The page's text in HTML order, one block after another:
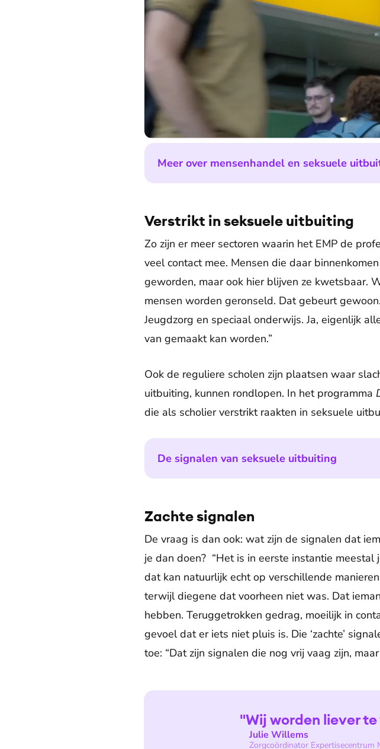
Meer over mensenhandel en seksuele
Verstrikt in seksuele uitbuiting
Zo zijn er meer sectoren waarin het EMP de
veel contact mee. Mensen die daar
geworden, maar ook hier blijven ze kwetsbaar.
mensen worden geronseld. Dat gebeurt
Jeugdzorg en speciaal onderwijs. Ja, eigenlijk
van gemaakt kan worden.”
Ook de reguliere scholen zijn plaatsen waar
uitbuiting, kunnen rondlopen. In het programma
die als scholier verstrikt raakten in seksuele
De signalen van seksuele uitbuiting
Zachte signalen
De vraag is dan ook: wat zijn de signalen dat
je dan doen? “Het is in eerste instantie
dat kan natuurlijk echt op verschillende
terwijl diegene dat voorheen niet was. Dat
hebben. Teruggetrokken gedrag, moeilijk in
gevoel dat er iets niet pluis is. Die ‘zachte’
toe: “Dat zijn signalen die nog vrij vaag zijn,
Julie Willems
Zorgcoördinator Expertisecentrum
"Wij worden liever